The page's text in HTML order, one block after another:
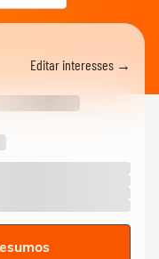
Editar interesses →